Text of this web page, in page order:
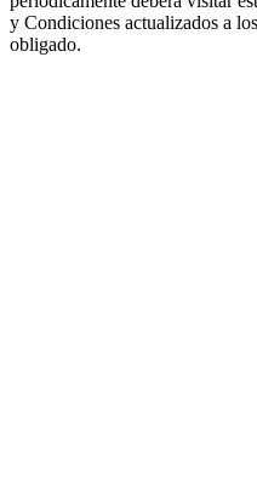
y Condiciones actualizados a
obligado.